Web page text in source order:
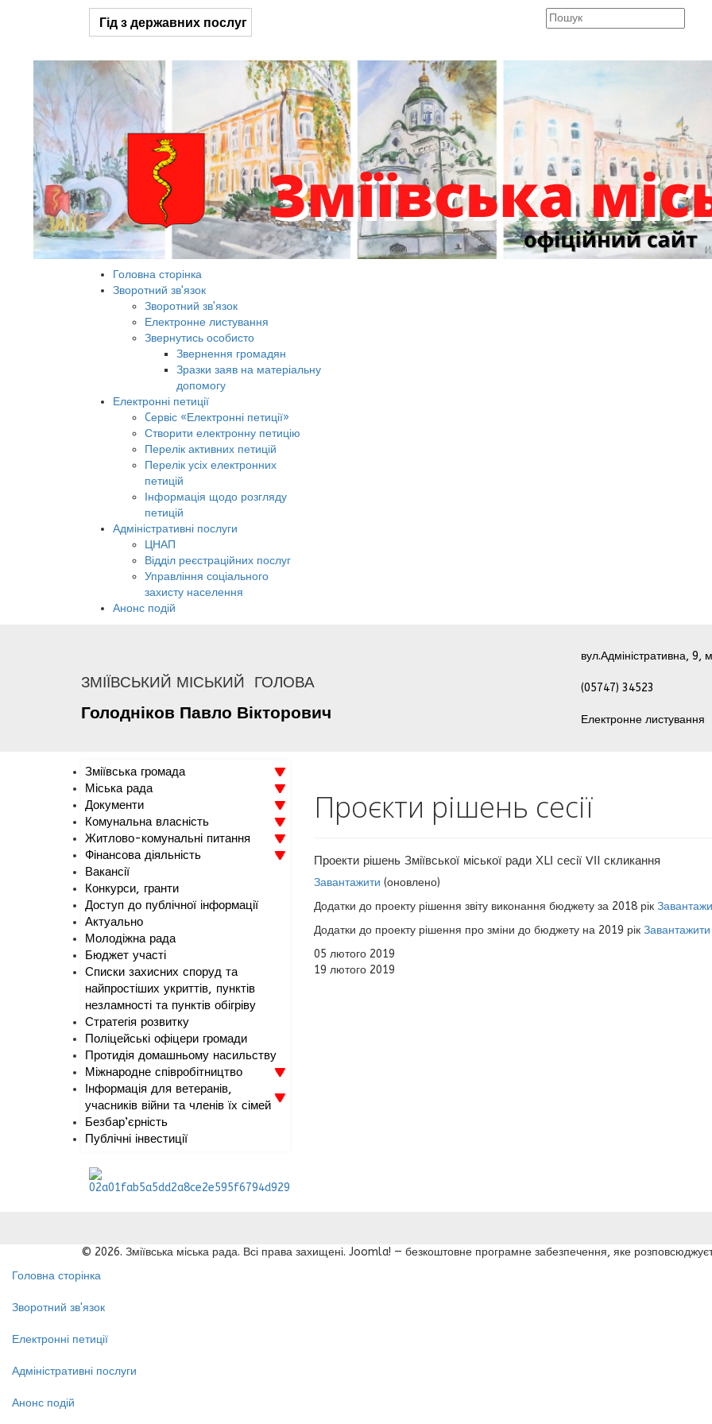
Гід з державних послуг
Головна сторінка
Зворотний зв'язок
Зворотний зв'язок
Електронне листування
Звернутись особисто
Звернення громадян
Зразки заяв на матеріальну
допомогу
Електронні петиції
Cервіс «Електронні петиції»
Створити електронну петицію
Перелік активних петицій
Перелік усіх електронних
петицій
Інформація щодо розгляду
петицій
Адміністративні послуги
ЦНАП
Відділ реєстраційних послуг
Управління соціального
захисту населення
Анонс подій
ЗМІЇВСЬКИЙ МІСЬКИЙ ГОЛОВА
Голодніков Павло Вікторович
вул.Адміністративна, 9,
(05747) 34523
Електронне листування
Зміївська громада
Міська рада
Документи
Комунальна власність
Житлово-комунальні питання
Фінансова діяльність
Вакансії
Конкурси, гранти
Доступ до публічної інформації
Актуально
Молодіжна рада
Бюджет участі
Списки захисних споруд та
найпростіших укриттів, пунктів
незламності та пунктів обігріву
Стратегія розвитку
Поліцейські офіцери громади
Протидія домашньому насильству
Міжнародне співробітництво
Інформація для ветеранів,
учасників війни та членів їх сімей
Безбар’єрність
Публічні інвестиції
Проєкти рішень сесії
Проекти рішень Зміївської міської ради ХLІ сесії VІI скликання
Завантажити (оновлено)
Додатки до проекту рішення звіту виконання бюджету за 2018 рік
Додатки до проекту рішення про зміни до бюджету на 2019 рік Завантажити
05 лютого 2019
19 лютого 2019
© 2026. Зміївська міська рада. Всі права захищені. Joomla! — безкоштовне програмне забезпечення, яке
Головна сторінка
Зворотний зв'язок
Електронні петиції
Адміністративні послуги
Анонс подій